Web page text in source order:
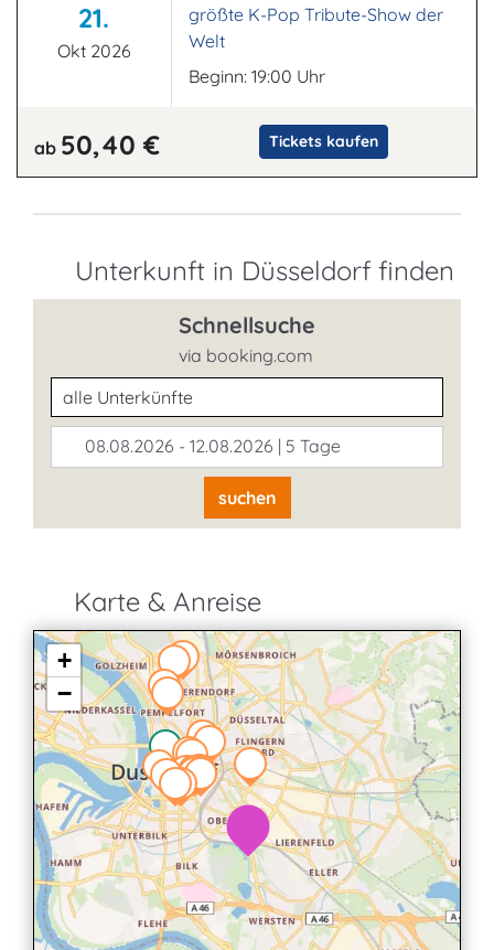
21.
Okt 2026
größte K-Pop Tribute-Show der
Welt
Beginn: 19:00 Uhr
ab 50,40 € Tickets kaufen
Unterkunft in Düsseldorf finden
Schnellsuche
via booking.com
Unterkunftsart
08.08.2026 - 12.08.2026 | 5 Tage
suchen
Karte & Anreise
+
−